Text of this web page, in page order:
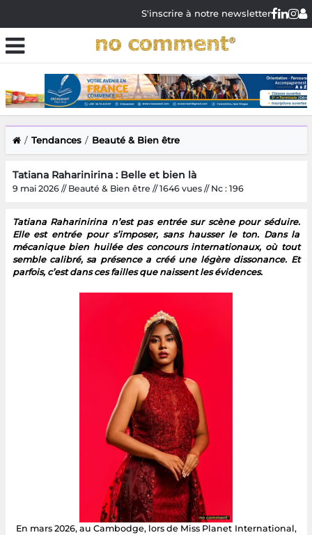
S'inscrire à notre newsletter
Tendances Beauté & Bien être
Tatiana Raharinirina : Belle et bien là
9 mai 2026 // Beauté & Bien être // 1646 vues // Nc : 196
Tatiana Raharinirina n’est pas entrée sur scène pour séduire.
Elle est entrée pour s’imposer, sans hausser le ton. Dans la
mécanique bien huilée des concours internationaux, où tout
semble calibré, sa présence a créé une légère dissonance. Et
parfois, c’est dans ces failles que naissent les évidences.
En mars 2026, au Cambodge, lors de Miss Planet International,